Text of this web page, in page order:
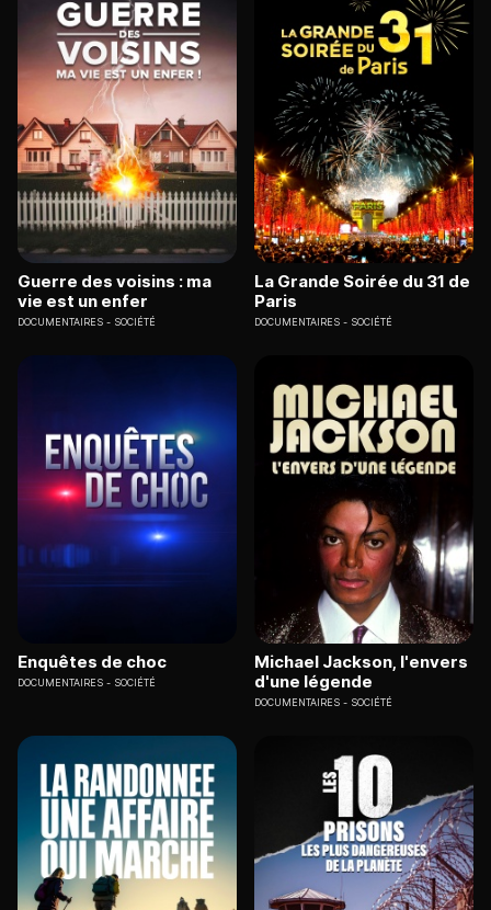
Guerre des voisins : ma
vie est un enfer
DOCUMENTAIRES SOCIÉTÉ
La Grande Soirée du 31 de
Paris
DOCUMENTAIRES SOCIÉTÉ
Enquêtes de choc
DOCUMENTAIRES SOCIÉTÉ
Michael Jackson, l'envers
d'une légende
DOCUMENTAIRES SOCIÉTÉ